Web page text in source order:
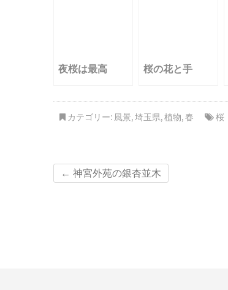
夜桜は最高 桜の花と手
カテゴリー: 風景,埼玉県,植物,春 桜
← 神宮外苑の銀杏並木